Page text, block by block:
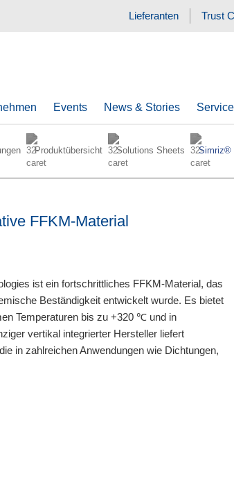
Lieferanten Trust
Events News & Stories
Produktübersicht Solutions Sheets Simriz®
FFKM-Material
ist ein fortschrittliches FFKM-Material, das
Beständigkeit entwickelt wurde. Es bietet
Temperaturen bis zu +320 ℃ und in
vertikal integrierter Hersteller liefert
in zahlreichen Anwendungen wie Dichtungen,